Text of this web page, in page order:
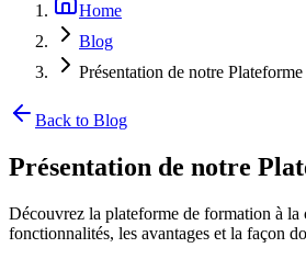
Home
Blog
Présentation de notre
Back to Blog
Présentation de notre
Découvrez la plateforme de formation à la
fonctionnalités, les avantages et la façon